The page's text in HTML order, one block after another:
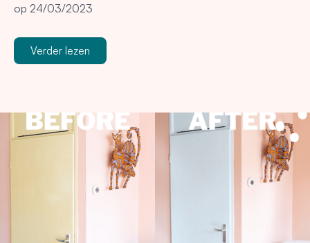
op 24/03/2023
Verder lezen